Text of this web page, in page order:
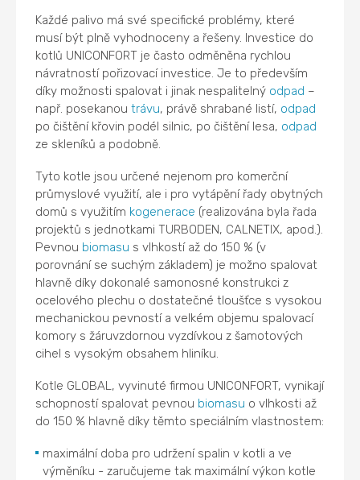
Každé palivo má své specifické problémy, které
musí být plně vyhodnoceny a řešeny. Investice do
kotlů UNICONFORT je často odměněna rychlou
návratností pořizovací investice. Je to především
díky možnosti spalovat i jinak nespalitelný odpad –
např. posekanoutrávu, právě shrabané listí, odpad
po čištění křovin podél silnic, po čištění lesa, odpad
ze skleníků a podobně.
Tyto kotle jsou určené nejenom pro komerční
průmyslové využití, ale i pro vytápění řady obytných
domů s využitím kogenerace (realizována byla řada
projektů s jednotkami TURBODEN, CALNETIX, apod.).
Pevnou biomasu s vlhkostí až do 150 % (v
porovnání se suchým základem) je možno spalovat
hlavně díky dokonalé samonosné konstrukci z
ocelového plechu o dostatečné tloušťce s vysokou
mechanickou pevností a velkém objemu spalovací
komory s žáruvzdornou vyzdívkou z šamotových
cihel s vysokým obsahem hliníku.
Kotle GLOBAL, vyvinuté firmou UNICONFORT, vynikají
schopností spalovat pevnou biomasu o vlhkosti až
do 150 % hlavně díky těmto speciálním vlastnostem:
maximální doba pro udržení spalin v kotli a ve
výměníku - zaručujeme tak maximální výkon kotle